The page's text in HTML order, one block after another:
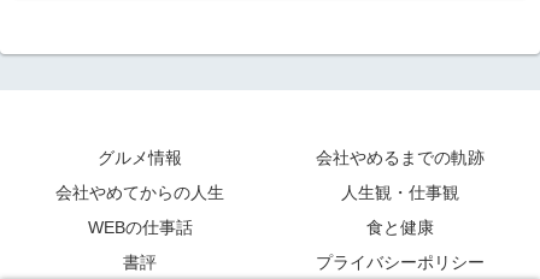
グルメ情報
会社やめるまでの軌跡
会社やめてからの人生
人生観・仕事観
WEBの仕事話
食と健康
書評
プライバシーポリシー